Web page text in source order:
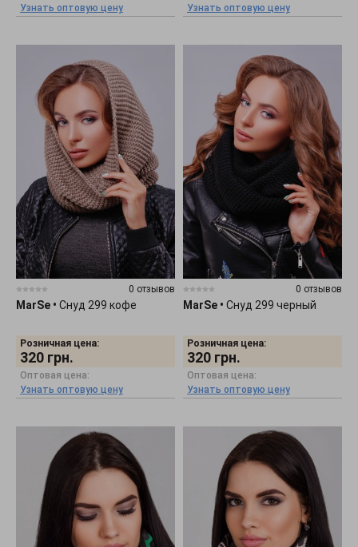
Узнать оптовую цену
Узнать оптовую цену
0 отзывов
MarSe • Снуд 299 кофе
Розничная цена:
320 грн.
Оптовая цена:
Узнать оптовую цену
0 отзывов
MarSe • Снуд 299 черный
Розничная цена:
320 грн.
Оптовая цена:
Узнать оптовую цену